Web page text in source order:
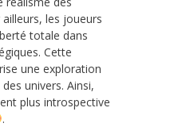
les joueurs
totale dans
Cette
une exploration
univers. Ainsi,
plus introspective
.